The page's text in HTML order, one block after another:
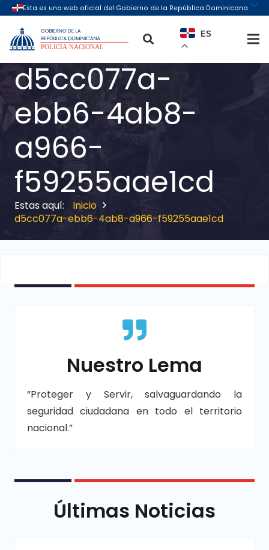
ES
d5cc077a-
ebb6-4ab8-
a966-
f59255aae1cd
Inicio
d5cc077a-ebb6-4ab8-a966-f59255aae1cd
Nuestro Lema
“Proteger y Servir, salvaguardando la
seguridad ciudadana en todo el territorio
nacional.”
Últimas Noticias